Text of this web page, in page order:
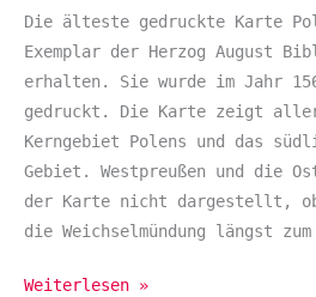
Die älteste gedruckte Karte
Exemplar der Herzog August
erhalten. Sie wurde im Jahr
gedruckt. Die Karte zeigt
Kerngebiet Polens und das
Gebiet. Westpreußen und die
der Karte nicht dargestellt,
die Weichselmündung längst
Weiterlesen »